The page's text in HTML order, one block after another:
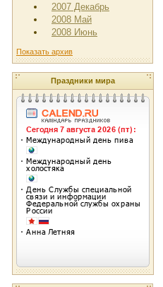
2007 Декабрь
2008 Май
2008 Июнь
Показать архив
Праздники мира